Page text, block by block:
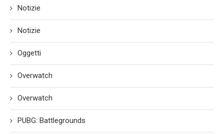
Notizie
Notizie
Oggetti
Overwatch
Overwatch
PUBG: Battlegrounds